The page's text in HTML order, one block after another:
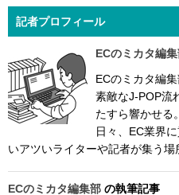
記者プロフィール
ECのミカタ編
ECのミカタ編集
素敵なJ-POP流
たすら響かせる。
日々、EC業界
いアツいライターや記者が集う場
ECのミカタ編集部 の執筆記事